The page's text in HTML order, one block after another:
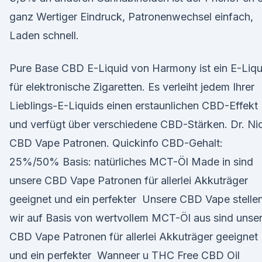
ganz Wertiger Eindruck, Patronenwechsel einfach,
Laden schnell.
Pure Base CBD E-Liquid von Harmony ist ein E-
für elektronische Zigaretten. Es verleiht jedem Ihrer
Lieblings-E-Liquids einen erstaunlichen CBD-Effekt
und verfügt über verschiedene CBD-Stärken. Dr.
CBD Vape Patronen. Quickinfo CBD-Gehalt:
25%/50% Basis: natürliches MCT-Öl Made in sind
unsere CBD Vape Patronen für allerlei Akkuträger
geeignet und ein perfekter Unsere CBD Vape
wir auf Basis von wertvollem MCT-Öl aus sind
CBD Vape Patronen für allerlei Akkuträger geeignet
und ein perfekter Wanneer u THC Free CBD Oil